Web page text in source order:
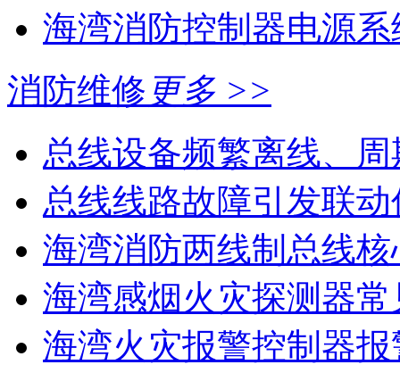
海湾消防控制器电源系
消防维修 更多 >>
总线设备频繁离线、
总线线路故障引发联
海湾消防两线制总线核
海湾感烟火灾探测器常
海湾火灾报警控制器报